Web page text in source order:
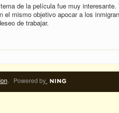
de la película fue muy interesante.
el mismo objetivo apocar a los
de trabajar.
. Powered by